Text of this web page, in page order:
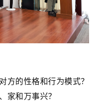
方的性格和行为模式？
家和万事兴？